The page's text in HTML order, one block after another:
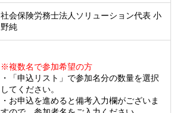
社会保険労務士法人ソリューション代表 小
野純
※複数名で参加希望の方
・「申込リスト」で参加名分の数量を選択
してください。
・お申込を進めると備考入力欄がございま